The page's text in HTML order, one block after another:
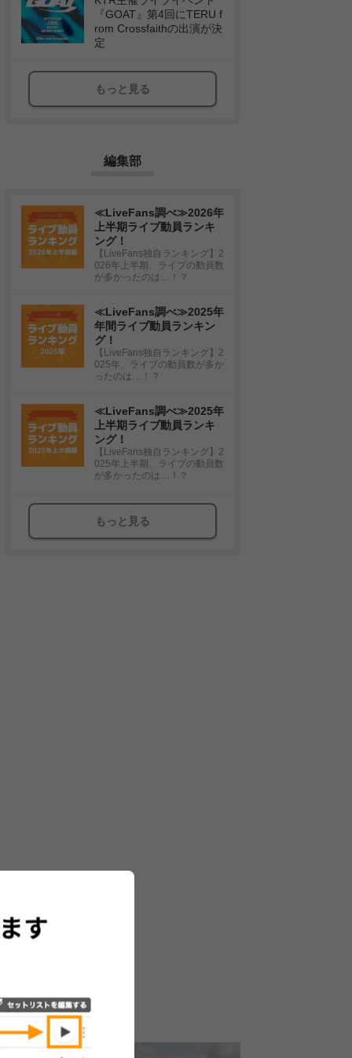
『GOAT』第4回にTERU f
rom Crossfaithの出演が決
定
もっと見る
編集部
≪LiveFans調べ≫2026年
上半期ライブ動員ランキ
ング！
【LiveFans独自ランキング】2
026年上半期、ライブの動員数
が多かったのは…！？
≪LiveFans調べ≫2025年
年間ライブ動員ランキン
グ！
【LiveFans独自ランキング】2
025年、ライブの動員数が多か
ったのは…！？
≪LiveFans調べ≫2025年
上半期ライブ動員ランキ
ング！
【LiveFans独自ランキング】2
025年上半期、ライブの動員数
が多かったのは…！？
もっと見る